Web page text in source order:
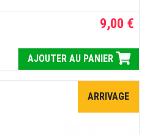
9,00 €
AJOUTER AU PANIER
ARRIVAGE